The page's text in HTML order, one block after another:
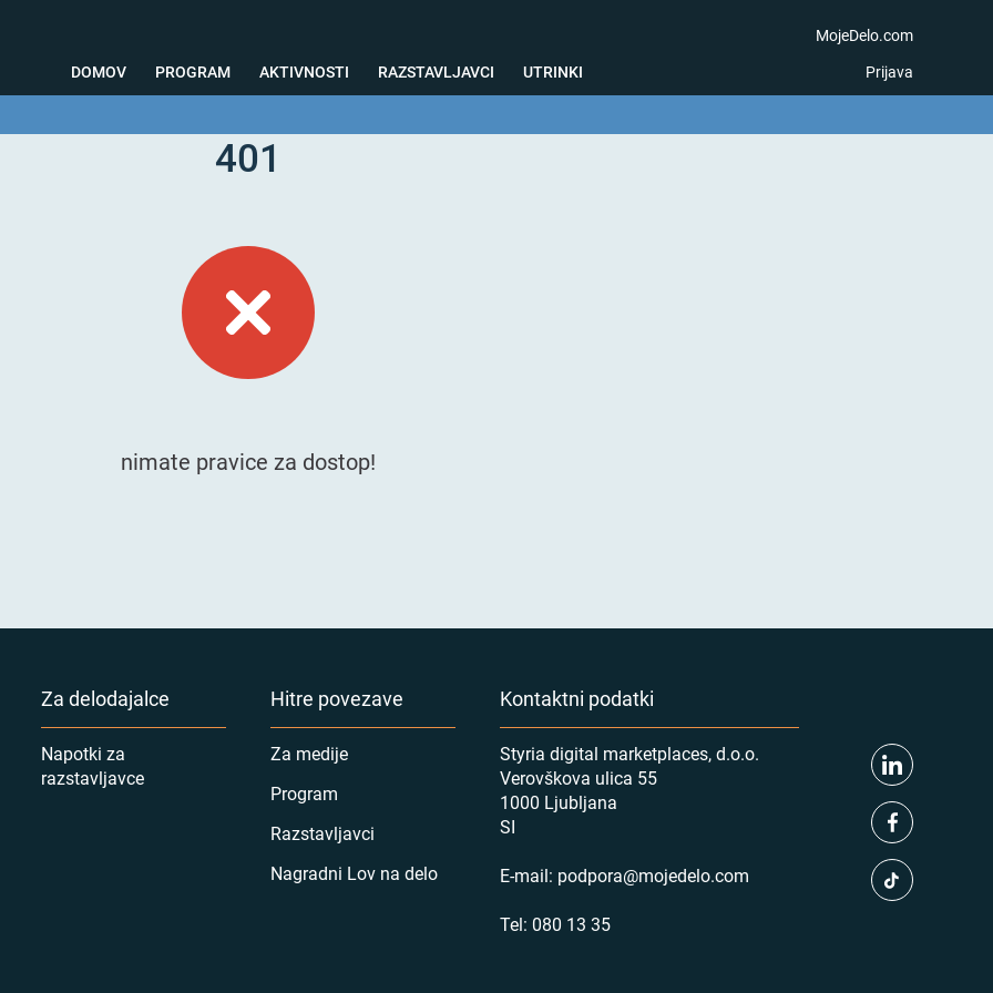
DOMOV PROGRAM AKTIVNOSTI
Testiranja
RAZSTAVLJAVCI UTRINKI
MojeDelo.com
Prijava
401
nimate pravice za dostop!
Za delodajalce
Napotki za
razstavljavce
Hitre povezave
Za medije
Program
Razstavljavci
Nagradni Lov na delo
Kontaktni podatki
Styria digital marketplaces, d.o.o.
Verovškova ulica 55
1000 Ljubljana
SI
E-mail: podpora@mojedelo.com
Tel: 080 13 35